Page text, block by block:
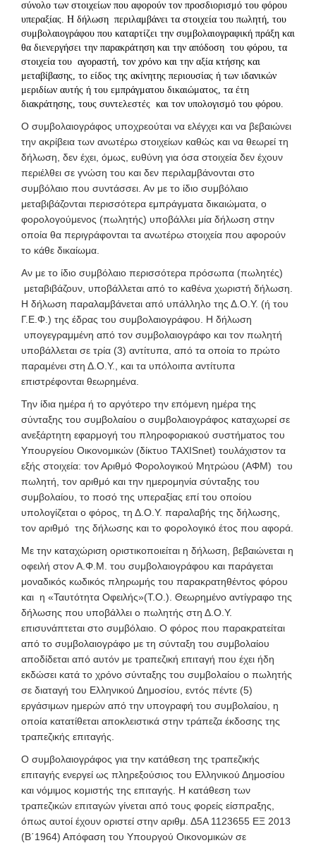
σύνολο των στοιχείων που αφορούν τον προσδιορισμό του φόρου
υπεραξίας. Η δήλωση περιλαμβάνει τα στοιχεία του πωλητή, του
συμβολαιογράφου που καταρτίζει την συμβολαιογραφική πράξη και
θα διενεργήσει την παρακράτηση και την απόδοση του φόρου, τα
στοιχεία του αγοραστή, τον χρόνο και την αξία κτήσης και
μεταβίβασης, το είδος της ακίνητης περιουσίας ή των ιδανικών
μεριδίων αυτής ή του εμπράγματου δικαιώματος, τα έτη
διακράτησης, τους συντελεστές και τον υπολογισμό του φόρου.
Ο συμβολαιογράφος υποχρεούται να ελέγχει και να βεβαιώνει
την ακρίβεια των ανωτέρω στοιχείων καθώς και να θεωρεί τη
δήλωση, δεν έχει, όμως, ευθύνη για όσα στοιχεία δεν έχουν
περιέλθει σε γνώση του και δεν περιλαμβάνονται στο
συμβόλαιο που συντάσσει. Αν με το ίδιο συμβόλαιο
μεταβιβάζονται περισσότερα εμπράγματα δικαιώματα, ο
φορολογούμενος (πωλητής) υποβάλλει μία δήλωση στην
οποία θα περιγράφονται τα ανωτέρω στοιχεία που αφορούν
το κάθε δικαίωμα.
Αν με το ίδιο συμβόλαιο περισσότερα πρόσωπα (πωλητές)
μεταβιβάζουν, υποβάλλεται από το καθένα χωριστή δήλωση.
Η δήλωση παραλαμβάνεται από υπάλληλο της Δ.Ο.Υ. (ή του
Γ.Ε.Φ.) της έδρας του συμβολαιογράφου. Η δήλωση
υπογεγραμμένη από τον συμβολαιογράφο και τον πωλητή
υποβάλλεται σε τρία (3) αντίτυπα, από τα οποία το πρώτο
παραμένει στη Δ.Ο.Υ., και τα υπόλοιπα αντίτυπα
επιστρέφονται θεωρημένα.
Την ίδια ημέρα ή το αργότερο την επόμενη ημέρα της
σύνταξης του συμβολαίου ο συμβολαιογράφος καταχωρεί σε
ανεξάρτητη εφαρμογή του πληροφοριακού συστήματος του
Υπουργείου Οικονομικών (δίκτυο TAXISnet) τουλάχιστον τα
εξής στοιχεία: τον Αριθμό Φορολογικού Μητρώου (ΑΦΜ) του
πωλητή, τον αριθμό και την ημερομηνία σύνταξης του
συμβολαίου, το ποσό της υπεραξίας επί του οποίου
υπολογίζεται ο φόρος, τη Δ.Ο.Υ. παραλαβής της δήλωσης,
τον αριθμό της δήλωσης και το φορολογικό έτος που αφορά.
Με την καταχώριση οριστικοποιείται η δήλωση, βεβαιώνεται η
οφειλή στον Α.Φ.Μ. του συμβολαιογράφου και παράγεται
μοναδικός κωδικός πληρωμής του παρακρατηθέντος φόρου
και η «Ταυτότητα Οφειλής»(Τ.Ο.). Θεωρημένο αντίγραφο της
δήλωσης που υποβάλλει ο πωλητής στη Δ.Ο.Υ.
επισυνάπτεται στο συμβόλαιο. Ο φόρος που παρακρατείται
από το συμβολαιογράφο με τη σύνταξη του συμβολαίου
αποδίδεται από αυτόν με τραπεζική επιταγή που έχει ήδη
εκδώσει κατά το χρόνο σύνταξης του συμβολαίου ο πωλητής
σε διαταγή του Ελληνικού Δημοσίου, εντός πέντε (5)
εργάσιμων ημερών από την υπογραφή του συμβολαίου, η
οποία κατατίθεται αποκλειστικά στην τράπεζα έκδοσης της
τραπεζικής επιταγής.
Ο συμβολαιογράφος για την κατάθεση της τραπεζικής
επιταγής ενεργεί ως πληρεξούσιος του Ελληνικού Δημοσίου
και νόμιμος κομιστής της επιταγής. Η κατάθεση των
τραπεζικών επιταγών γίνεται από τους φορείς είσπραξης,
όπως αυτοί έχουν οριστεί στην αριθμ. Δ5Α 1123655 ΕΞ 2013
(Β΄1964) Απόφαση του Υπουργού Οικονομικών σε